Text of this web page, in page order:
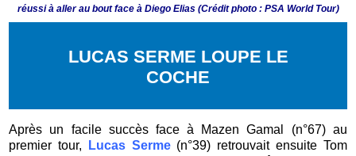
réussi à aller au bout face à Diego Elias (Crédit photo : PSA World Tour)
LUCAS SERME LOUPE LE
COCHE
Après un facile succès face à Mazen Gamal (n°67) au
premier tour,
Lucas Serme(n°39) retrouvait ensuite Tom